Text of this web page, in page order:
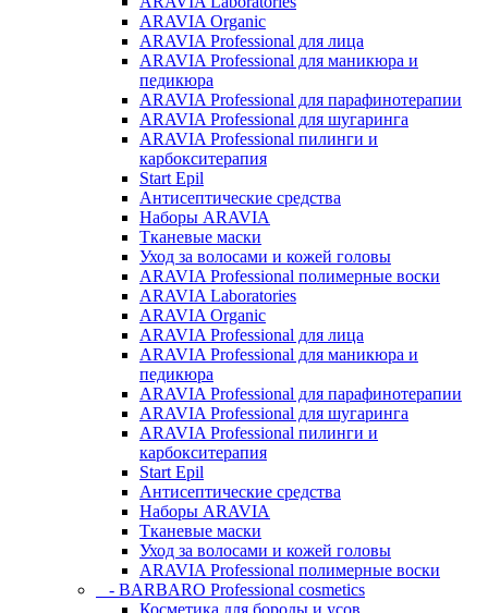
ARAVIA Organic
ARAVIA Professional для лица
ARAVIA Professional для маникюра и
педикюра
ARAVIA Professional для парафинотерапии
ARAVIA Professional для шугаринга
ARAVIA Professional пилинги и
карбокситерапия
Start Epil
Антисептические средства
Наборы ARAVIA
Тканевые маски
Уход за волосами и кожей головы
ARAVIA Professional полимерные воски
ARAVIA Laboratories
ARAVIA Organic
ARAVIA Professional для лица
ARAVIA Professional для маникюра и
педикюра
ARAVIA Professional для парафинотерапии
ARAVIA Professional для шугаринга
ARAVIA Professional пилинги и
карбокситерапия
Start Epil
Антисептические средства
Наборы ARAVIA
Тканевые маски
Уход за волосами и кожей головы
ARAVIA Professional полимерные воски
- BARBARO Professional cosmetics
Косметика для бороды и усов